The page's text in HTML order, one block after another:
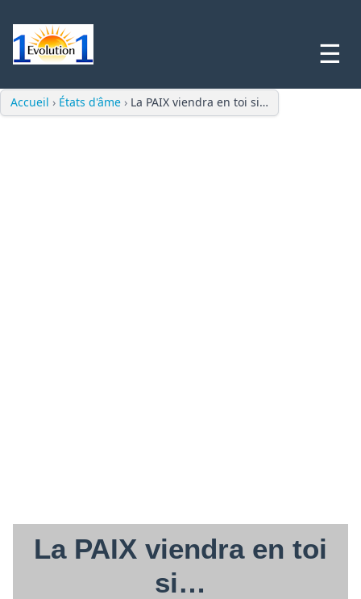
☰
Accueil › États d'âme › La PAIX viendra en toi si…
La PAIX viendra en toi
si…